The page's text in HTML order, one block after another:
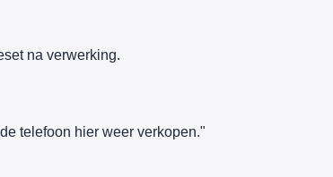
na verwerking.
telefoon hier weer verkopen."